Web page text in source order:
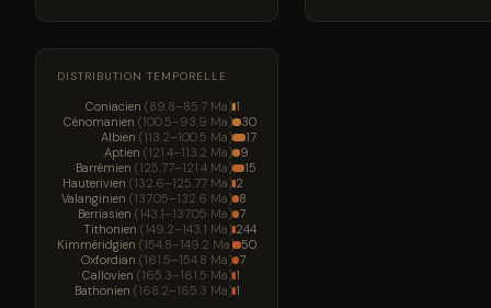
DISTRIBUTION TEMPORELLE
Coniacien (89.8–85.7 Ma) 1
Cénomanien (100.5–93.9 Ma)
30
Albien (113.2–100.5 Ma)
17
Aptien (121.4–113.2 Ma) 9
Barrémien (125.77–121.4 Ma)
15
Hauterivien (132.6–125.77 Ma) 2
Valanginien (137.05–132.6 Ma) 8
Berriasien (143.1–137.05 Ma) 7
Tithonien (149.2–143.1 Ma) 244
Kimméridgien (154.8–149.2 Ma) 50
Oxfordian (161.5–154.8 Ma) 7
Callovien (165.3–161.5 Ma) 1
Bathonien (168.2–165.3 Ma) 1